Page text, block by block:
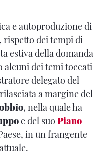
e autoproduzione di
dei tempi di
estiva della domanda
alcuni dei temi toccati
delegato del
a margine del
, nella quale ha
e del suo Piano
in un frangente